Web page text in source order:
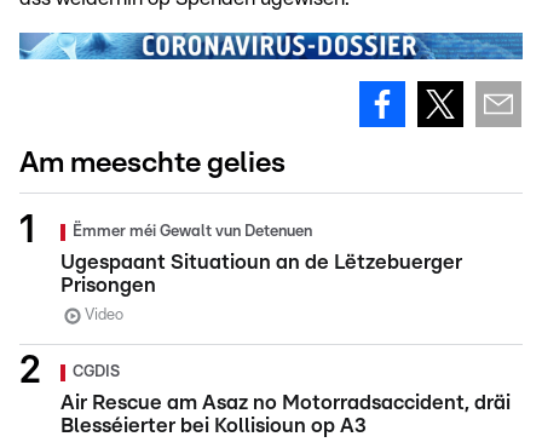
Am meeschte gelies
Ëmmer méi Gewalt vun Detenuen
Ugespaant Situatioun an de Lëtzebuerger
Prisongen
Video
CGDIS
Air Rescue am Asaz no Motorradsaccident, dräi
Blesséierter bei Kollisioun op A3